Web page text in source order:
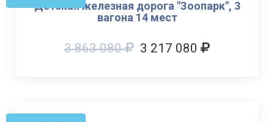
Детская железная дорога "Зоопарк", 3
вагона 14 мест
3 863 080 3 217 080